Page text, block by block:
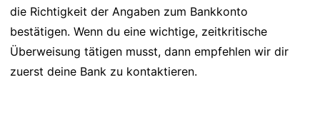
die Richtigkeit der Angaben zum Bankkonto
bestätigen. Wenn du eine wichtige, zeitkritische
Überweisung tätigen musst, dann empfehlen wir dir
zuerst deine Bank zu kontaktieren.